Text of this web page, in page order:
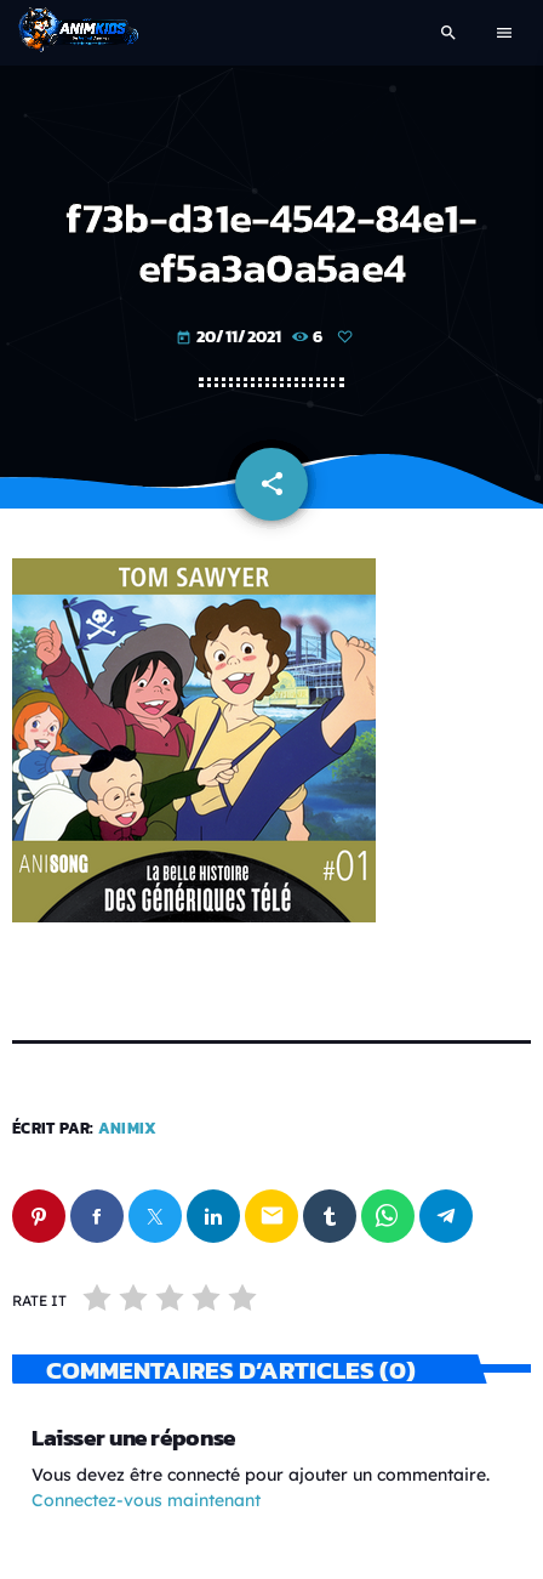
search menu
f73b-d31e-4542-84e1-
ef5a3a0a5ae4
today 20/11/2021 6
share
email
ÉCRIT PAR: ANIMIX
email
RATE IT
COMMENTAIRES D’ARTICLES (0)
Laisser une réponse
Vous devez être connecté pour ajouter un commentaire.
Connectez-vous maintenant